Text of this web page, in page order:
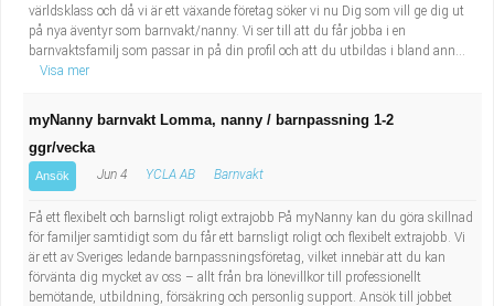
världsklass och då vi är ett växande företag söker vi nu Dig som vill ge dig ut
på nya äventyr som barnvakt/nanny. Vi ser till att du får jobba i en
barnvaktsfamilj som passar in på din profil och att du utbildas i bland ann...
Visa mer
myNanny barnvakt Lomma, nanny / barnpassning 1-2
ggr/vecka
Ansök Jun 4 YCLA AB Barnvakt
Få ett flexibelt och barnsligt roligt extrajobb På myNanny kan du göra skillnad
för familjer samtidigt som du får ett barnsligt roligt och flexibelt extrajobb. Vi
är ett av Sveriges ledande barnpassningsföretag, vilket innebär att du kan
förvänta dig mycket av oss – allt från bra lönevillkor till professionellt
bemötande, utbildning, försäkring och personlig support. Ansök till jobbet